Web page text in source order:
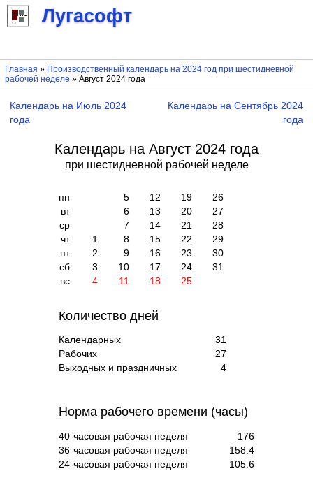
Лугасофт
Главная » Производственный календарь на 2024 год при шестидневной
рабочей неделе » Август 2024 года
Календарь на Июль 2024
года
Календарь на Сентябрь 2024
года
Календарь на Август 2024 года
при шестидневной рабочей неделе
пн 5 12 19
26
вт
6 13 20
27
ср
7 14 21
28
чт
1 8 15 22
29
пт
2 9 16 23
30
сб
3 10 17 24
31
вс
4 11 18 25
Количество дней
Календарных
31
Рабочих
27
Выходных и праздничных
4
Норма рабочего времени (часы)
40-часовая рабочая неделя
176
36-часовая рабочая неделя
158.4
24-часовая рабочая неделя
105.6